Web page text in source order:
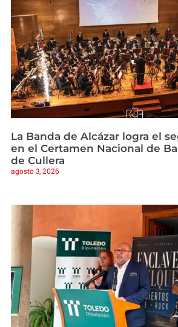
La Banda de Alcázar logra el
en el Certamen Nacional de
de Cullera
agosto 3, 2026